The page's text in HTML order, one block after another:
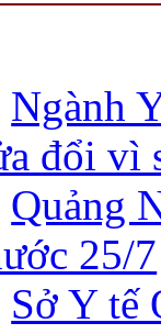
Ngành
đổi vì
Quảng
25/7
Sở Y tế